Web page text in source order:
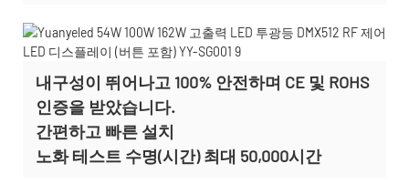
내구성이 뛰어나고 100% 안전하며 CE 및 ROHS
인증을 받았습니다.
간편하고 빠른 설치
노화 테스트 수명(시간) 최대 50,000시간